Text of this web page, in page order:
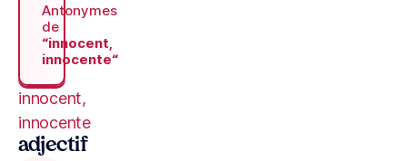
Antonymes
de
“innocent,
innocente“
innocent,
innocente
adjectif